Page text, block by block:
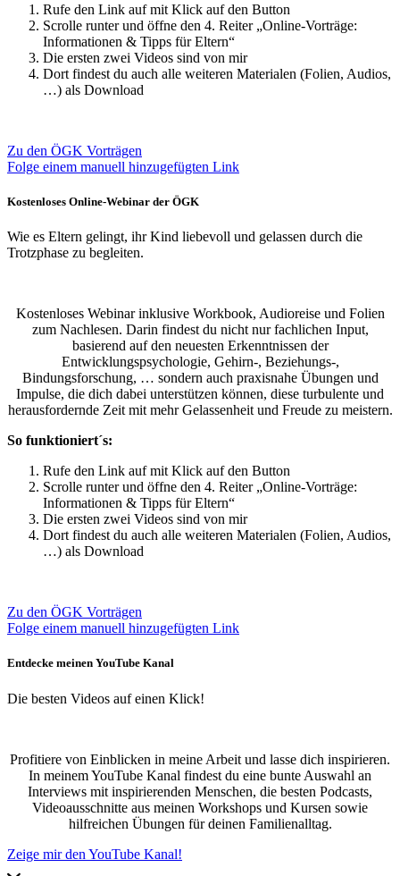
Rufe den Link auf mit Klick auf den Button
Scrolle runter und öffne den 4. Reiter „Online-Vorträge:
Informationen & Tipps für Eltern“
Die ersten zwei Videos sind von mir
Dort findest du auch alle weiteren Materialen (Folien, Audios,
…) als Download
Zu den ÖGK Vorträgen
Folge einem manuell hinzugefügten Link
Kostenloses Online-Webinar der ÖGK
Wie es Eltern gelingt, ihr Kind liebevoll und gelassen durch die
Trotzphase zu begleiten.
Kostenloses Webinar inklusive Workbook, Audioreise und Folien
zum Nachlesen. Darin findest du nicht nur fachlichen Input,
basierend auf den neuesten Erkenntnissen der
Entwicklungspsychologie, Gehirn-, Beziehungs-,
Bindungsforschung, … sondern auch praxisnahe Übungen und
Impulse, die dich dabei unterstützen können, diese turbulente und
herausfordernde Zeit mit mehr Gelassenheit und Freude zu meistern.
So funktioniert´s:
Rufe den Link auf mit Klick auf den Button
Scrolle runter und öffne den 4. Reiter „Online-Vorträge:
Informationen & Tipps für Eltern“
Die ersten zwei Videos sind von mir
Dort findest du auch alle weiteren Materialen (Folien, Audios,
…) als Download
Zu den ÖGK Vorträgen
Folge einem manuell hinzugefügten Link
Entdecke meinen YouTube Kanal
Die besten Videos auf einen Klick!
Profitiere von Einblicken in meine Arbeit und lasse dich inspirieren.
In meinem YouTube Kanal findest du eine bunte Auswahl an
Interviews mit inspirierenden Menschen, die besten Podcasts,
Videoausschnitte aus meinen Workshops und Kursen sowie
hilfreichen Übungen für deinen Familienalltag.
Zeige mir den YouTube Kanal!